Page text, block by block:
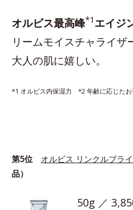
オルビス最高峰*1 エイジ
リームモイスチャライザ
大人の肌に嬉しい。
*1 オルビス内保湿力 *2 年齢に応じたお
第5位 オルビス リンクルブラ
品）
50g ／